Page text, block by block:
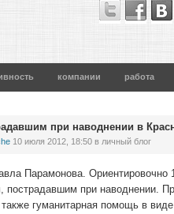
компании работа
при наводнении в
10 июля 2012, 18:50 в личный блог
Парамонова. Ориентировочно
при наводнении.
гуманитарная помощь в